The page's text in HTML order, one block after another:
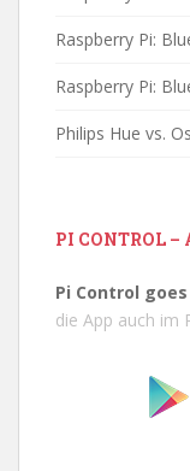
Raspberry Pi:
Raspberry Pi:
Philips Hue vs.
PI CONTROL –
Pi Control
die App auch im